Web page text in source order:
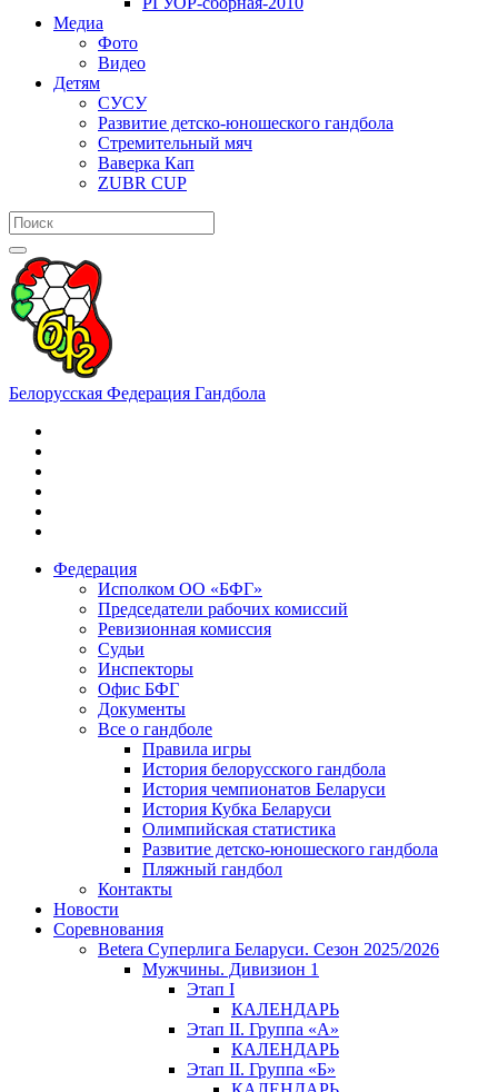
Медиа
Фото
Видео
Детям
СУСУ
Развитие детско-юношеского гандбола
Стремительный мяч
Ваверка Кап
ZUBR CUP
Белорусская Федерация Гандбола
Федерация
Исполком ОО «БФГ»
Председатели рабочих комиссий
Ревизионная комиссия
Судьи
Инспекторы
Офис БФГ
Документы
Все о гандболе
Правила игры
История белорусского гандбола
История чемпионатов Беларуси
История Кубка Беларуси
Олимпийская статистика
Развитие детско-юношеского гандбола
Пляжный гандбол
Контакты
Новости
Соревнования
Betera Суперлига Беларуси. Сезон 2025/2026
Мужчины. Дивизион 1
Этап I
КАЛЕНДАРЬ
Этап II. Группа «А»
КАЛЕНДАРЬ
Этап II. Группа «Б»